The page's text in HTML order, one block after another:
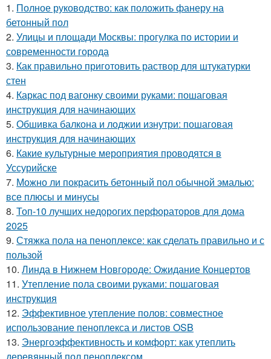
1. Полное руководство: как положить фанеру на
бетонный пол
2. Улицы и площади Москвы: прогулка по истории и
современности города
3. Как правильно приготовить раствор для штукатурки
стен
4. Каркас под вагонку своими руками: пошаговая
инструкция для начинающих
5. Обшивка балкона и лоджии изнутри: пошаговая
инструкция для начинающих
6. Какие культурные мероприятия проводятся в
Уссурийске
7. Можно ли покрасить бетонный пол обычной эмалью:
все плюсы и минусы
8. Топ-10 лучших недорогих перфораторов для дома
2025
9. Стяжка пола на пеноплексе: как сделать правильно и с
пользой
10. Линда в Нижнем Новгороде: Ожидание Концертов
11. Утепление пола своими руками: пошаговая
инструкция
12. Эффективное утепление полов: совместное
использование пеноплекса и листов OSB
13. Энергоэффективность и комфорт: как утеплить